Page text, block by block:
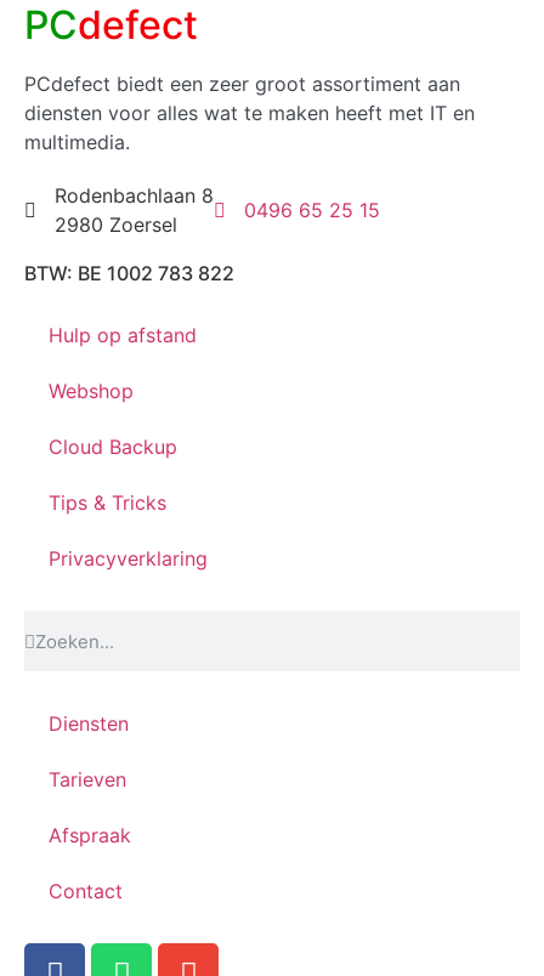
PCdefect
PCdefect biedt een zeer groot assortiment aan
diensten voor alles wat te maken heeft met IT en
multimedia.
Rodenbachlaan 8
2980 Zoersel
0496 65 25 15
BTW: BE 1002 783 822
Hulp op afstand
Webshop
Cloud Backup
Tips & Tricks
Privacyverklaring
Diensten
Tarieven
Afspraak
Contact